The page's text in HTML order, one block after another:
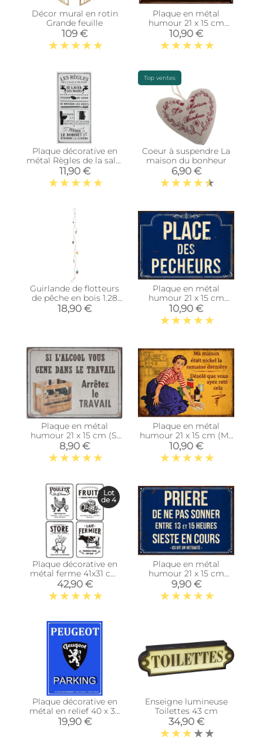
Décor mural en rotin
Grande feuille
109 €
Plaque en métal
humour 21 x 15 cm
(Sauvez l'eau…)
10,90 €
Plaque décorative en
métal Règles de la salle
de bain 30x60 cm
11,90 €
Top ventes
Coeur à suspendre La
maison du bonheur
6,90 €
Guirlande de flotteurs
de pêche en bois 1.28
m
18,90 €
Plaque en métal
humour 21 x 15 cm
(Place des pecheurs)
10,90 €
Plaque en métal
humour 21 x 15 cm (Si
l'alcool vous gêne...)
8,90 €
Plaque en métal
humour 21 x 15 cm (Ma
maison était nickel...)
10,90 €
Plaque décorative en
métal ferme 41x31 cm
(Lot de 4)
42,90 €
Lot
de 4
Plaque en métal
humour 21 x 15 cm
(Prière de ne pas
sonner…)
9,90 €
Plaque décorative en
métal en relief 40 x 30
cm (Peugeot Parking)
19,90 €
Enseigne lumineuse
Toilettes 43 cm
34,90 €